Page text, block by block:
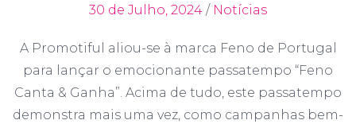
30 de Julho, 2024 / Notícias
A Promotiful aliou-se à marca Feno de Portugal
para lançar o emocionante passatempo “Feno
Canta & Ganha”. Acima de tudo, este passatempo
demonstra mais uma vez, como campanhas bem-